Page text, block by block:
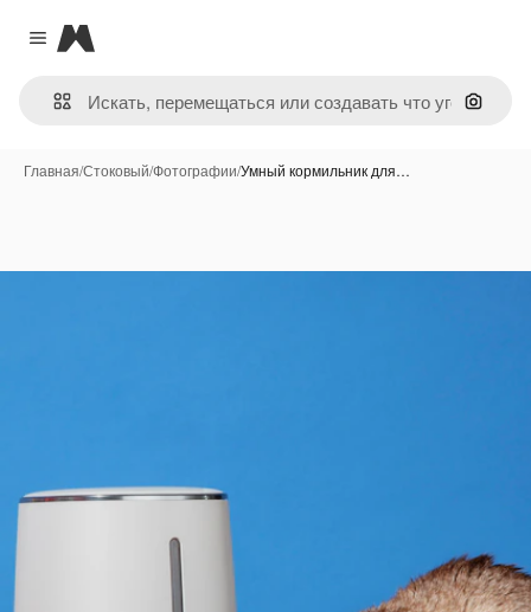
Close menu
Magnific
Поиск
Главная/Стоковый/Фотографии/Умный кормильник для…